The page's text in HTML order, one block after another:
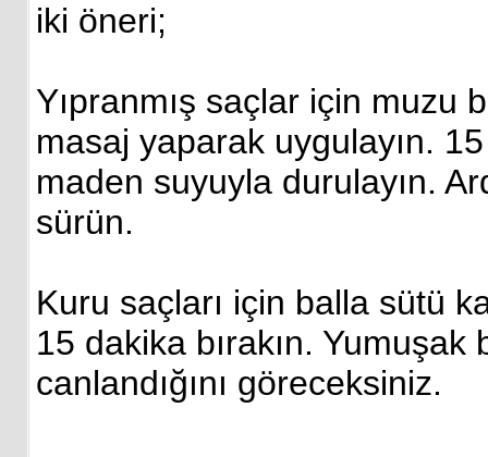
iki öneri;
Yıpranmış saçlar için muzu
masaj yaparak uygulayın.
maden suyuyla durulayın.
sürün.
Kuru saçları için balla sütü
15 dakika bırakın. Yumuşak
canlandığını göreceksiniz.